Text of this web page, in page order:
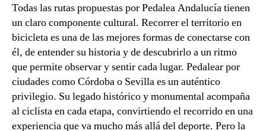
Todas las rutas propuestas por Pedalea Andalucía tienen
un claro componente cultural. Recorrer el territorio en
bicicleta es una de las mejores formas de conectarse con
él, de entender su historia y de descubrirlo a un ritmo
que permite observar y sentir cada lugar. Pedalear por
ciudades como Córdoba o Sevilla es un auténtico
privilegio. Su legado histórico y monumental acompaña
al ciclista en cada etapa, convirtiendo el recorrido en una
experiencia que va mucho más allá del deporte. Pero la